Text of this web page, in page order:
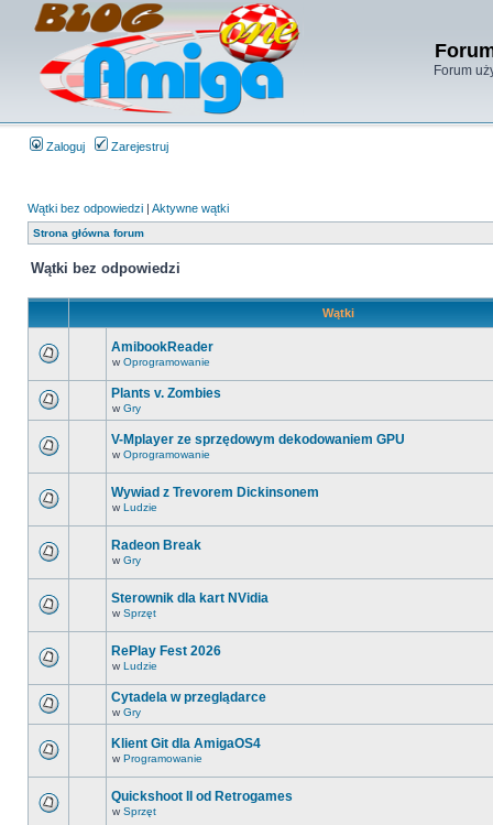
Forum
Zaloguj Zarejestruj
Wątki bez odpowiedzi | Aktywne wątki
Strona główna forum
Wątki bez odpowiedzi
Wątki
AmibookReader
w Oprogramowanie
Plants v. Zombies
w Gry
V-Mplayer ze sprzędowym dekodowaniem GPU
w Oprogramowanie
Wywiad z Trevorem Dickinsonem
w Ludzie
Radeon Break
w Gry
Sterownik dla kart NVidia
w Sprzęt
RePlay Fest 2026
w Ludzie
Cytadela w przeglądarce
w Gry
Klient Git dla AmigaOS4
w Programowanie
Quickshoot II od Retrogames
w Sprzęt